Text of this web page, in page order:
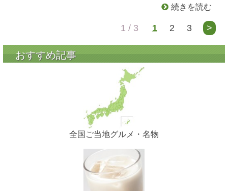
続きを読む
1 / 3 1 2 3 >
おすすめ記事
全国ご当地グルメ・名物